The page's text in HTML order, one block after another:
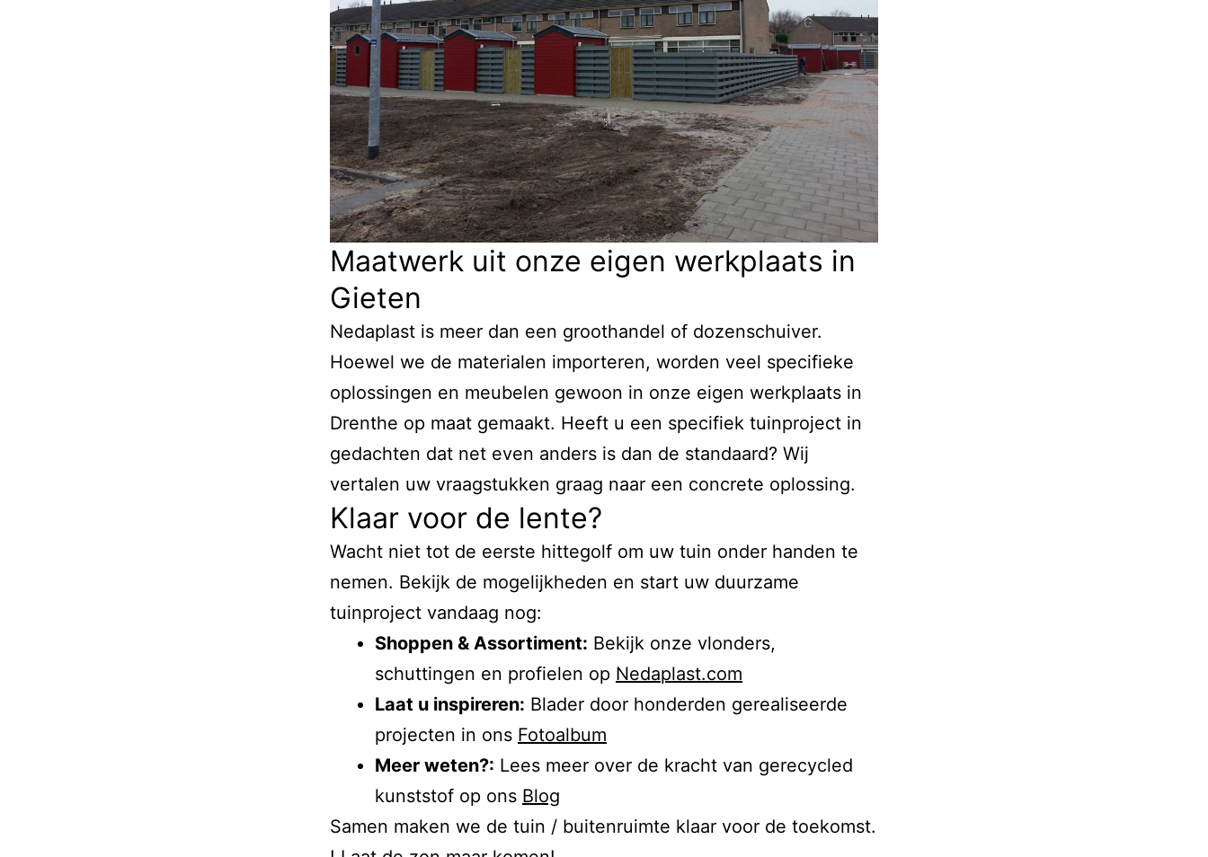
Maatwerk uit onze eigen werkplaats in
Gieten
Nedaplast is meer dan een groothandel of dozenschuiver.
Hoewel we de materialen importeren, worden veel specifieke
oplossingen en meubelen gewoon in onze eigen werkplaats in
Drenthe op maat gemaakt. Heeft u een specifiek tuinproject in
gedachten dat net even anders is dan de standaard? Wij
vertalen uw vraagstukken graag naar een concrete oplossing.
Klaar voor de lente?
Wacht niet tot de eerste hittegolf om uw tuin onder handen te
nemen. Bekijk de mogelijkheden en start uw duurzame
tuinproject vandaag nog:
Shoppen & Assortiment: Bekijk onze vlonders,
schuttingen en profielen op Nedaplast.com
Laat u inspireren: Blader door honderden gerealiseerde
projecten in ons Fotoalbum
Meer weten?: Lees meer over de kracht van gerecycled
kunststof op ons Blog
Samen maken we de tuin / buitenruimte klaar voor de toekomst.